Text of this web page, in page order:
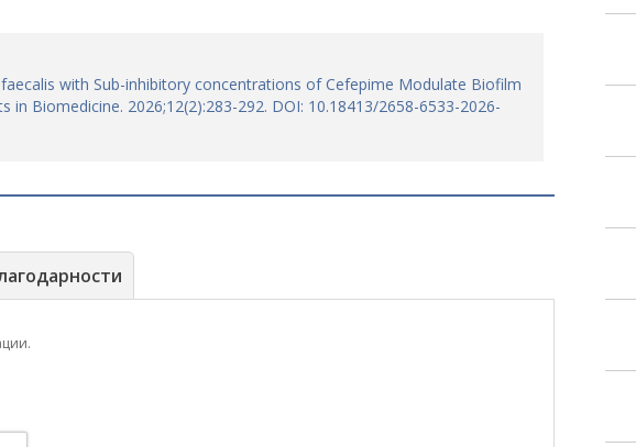
with Sub-inhibitory concentrations of Cefepime Modulate Biofilm
in Biomedicine. 2026;12(2):283-292. DOI: 10.18413/2658-6533-2026-